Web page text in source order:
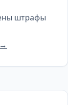
штрафы